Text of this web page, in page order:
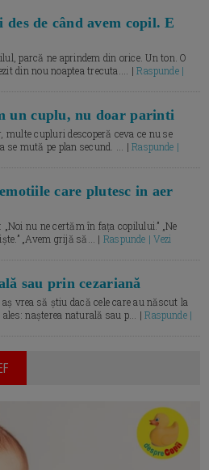
des de când avem copil. E
parcă ne aprindem din orice. Un ton. O
din nou noaptea trecuta.... |Raspunde |
un cuplu, nu doar parinti
multe cupluri descoperă ceva ce nu se
se mută pe plan secund. ... |Raspunde |
care plutesc in aer
nu ne certăm în fața copilului.” „Ne
„Avem grijă să... | Raspunde | Vezi
sau prin cezariană
vrea să știu dacă cele care au născut la
ales: nașterea naturală sau p... |Raspunde |